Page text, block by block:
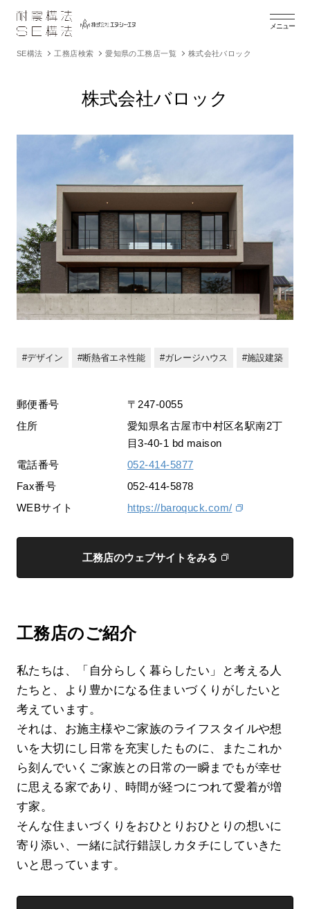
メニュー
SE構法 工務店検索 愛知県の工務店一覧 株式会社バロック
株式会社バロック
デザイン 断熱省エネ性能 ガレージハウス 施設建築
郵便番号
〒247-0055
住所
愛知県名古屋市中村区名駅南2丁
目3-40-1 bd maison
電話番号
052-414-5877
Fax番号
052-414-5878
WEBサイト
https://baroquck.com/
工務店のウェブサイトをみる
工務店のご紹介
私たちは、「自分らしく暮らしたい」と考える人
たちと、より豊かになる住まいづくりがしたいと
考えています。
それは、お施主様やご家族のライフスタイルや想
いを大切にし日常を充実したものに、またこれか
ら刻んでいくご家族との日常の一瞬までもが幸せ
に思える家であり、時間が経つにつれて愛着が増
す家。
そんな住まいづくりをおひとりおひとりの想いに
寄り添い、一緒に試行錯誤しカタチにしていきた
いと思っています。